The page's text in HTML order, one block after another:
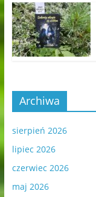
Archiwa
sierpień 2026
lipiec 2026
czerwiec 2026
maj 2026